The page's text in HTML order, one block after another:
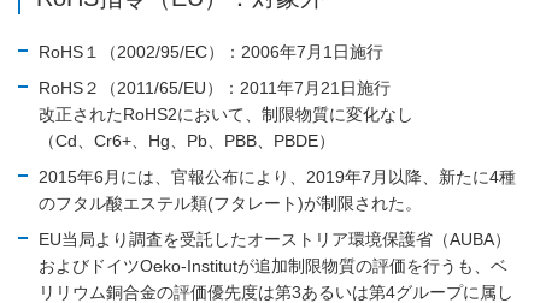
RoHS１（2002/95/EC）：2006年7月1日施行
RoHS２（2011/65/EU）：2011年7月21日施行
改正されたRoHS2において、制限物質に変化なし
（Cd、Cr6+、Hg、Pb、PBB、PBDE）
2015年6月には、官報公布により、2019年7月以降、新たに4種
のフタル酸エステル類(フタレート)が制限された。
EU当局より調査を受託したオーストリア環境保護省（AUBA）
およびドイツOeko-Institutが追加制限物質の評価を行うも、ベ
リリウム銅合金の評価優先度は第3あるいは第4グループに属し